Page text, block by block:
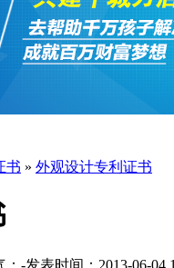
书 » 外观设计专利证书
： -发表时间：2013-06-04